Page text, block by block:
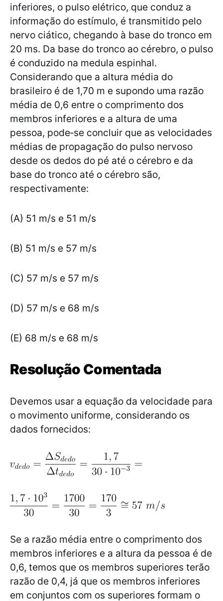
inferiores, o pulso elétrico, que conduz a
informação do estímulo, é transmitido pelo
nervo ciático, chegando à base do tronco em
20 ms. Da base do tronco ao cérebro, o pulso
é conduzido na medula espinhal.
Considerando que a altura média do
brasileiro é de 1,70 m e supondo uma razão
média de 0,6 entre o comprimento dos
membros inferiores e a altura de uma
pessoa, pode‐se concluir que as velocidades
médias de propagação do pulso nervoso
desde os dedos do pé até o cérebro e da
base do tronco até o cérebro são,
respectivamente:
(A) 51 m/s e 51 m/s
(B) 51 m/s e 57 m/s
(C) 57 m/s e 57 m/s
(D) 57 m/s e 68 m/s
(E) 68 m/s e 68 m/s
Resolução Comentada
Devemos usar a equação da velocidade para
o movimento uniforme, considerando os
dados fornecidos:
Se a razão média entre o comprimento dos
membros inferiores e a altura da pessoa é de
0,6, temos que os membros superiores terão
razão de 0,4, já que os membros inferiores
em conjuntos com os superiores formam o